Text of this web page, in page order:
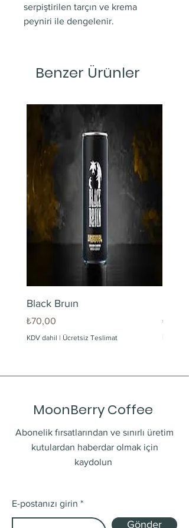
serpiştirilen tarçın ve krema
peyniri ile dengelenir.
Benzer Ürünler
Black Bruın
Fiyat
₺70,00
KDV dahil | Ücretsiz Teslimat
Fiyat
₺60,00
MoonBerry Coffee
Abonelik fırsatlarından ve sınırlı üretim
kutulardan haberdar olmak için
kaydolun
E-postanızı girin
Gönder